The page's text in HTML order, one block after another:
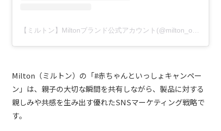
【ミルトン】Miltonブランド公式アカウント(@milton_official.jp)がシェアした投稿
Milton（ミルトン）の「#赤ちゃんといっしょキャンペー
ン」は、親子の大切な瞬間を共有しながら、製品に対する
親しみや共感を生み出す優れたSNSマーケティング戦略で
す。